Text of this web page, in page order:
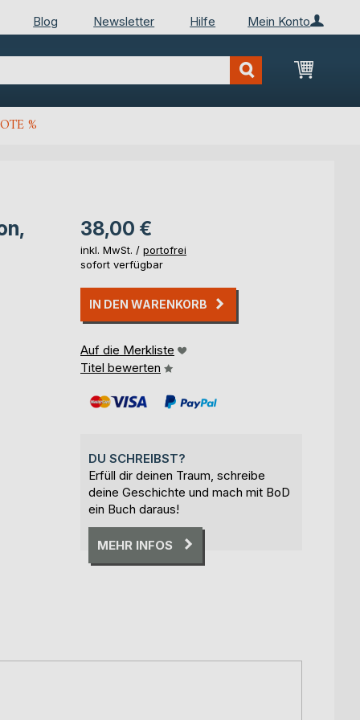
Mein Konto
Blog Newsletter Hilfe
Mein
%
38,00 €
inkl. MwSt. / portofrei
sofort verfügbar
IN DEN WARENKORB
Auf die Merkliste
Titel bewerten
DU SCHREIBST?
Erfüll dir deinen Traum, schreibe
deine Geschichte und mach mit BoD
ein Buch daraus!
MEHR INFOS